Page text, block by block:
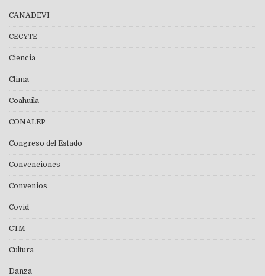
CANADEVI
CECYTE
Ciencia
Clima
Coahuila
CONALEP
Congreso del Estado
Convenciones
Convenios
Covid
CTM
Cultura
Danza